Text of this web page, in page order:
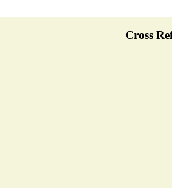
Cross